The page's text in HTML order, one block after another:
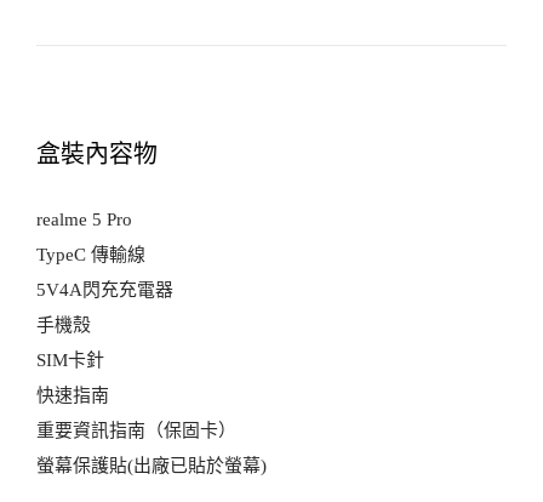
盒裝內容物
realme 5 Pro
TypeC 傳輸線
5V4A閃充充電器
手機殼
SIM卡針
快速指南
重要資訊指南（保固卡）
螢幕保護貼(出廠已貼於螢幕)